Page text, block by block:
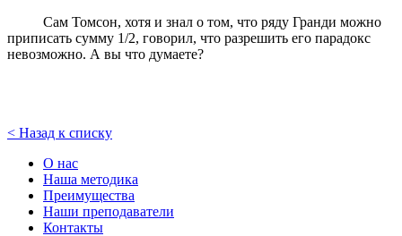
Сам Томсон, хотя и знал о том, что ряду Гранди можно
приписать сумму 1/2, говорил, что разрешить его парадокс
невозможно. А вы что думаете?
< Назад к списку
О нас
Наша методика
Преимущества
Наши преподаватели
Контакты